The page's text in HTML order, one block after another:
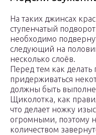
На таких джинсах
ступенчатый
необходимо
следующий на
несколько слоёв.
Перед тем как делать
придерживаться
должны быть
Щиколотка, как
что делает ножку
огромными, поэтому
количеством